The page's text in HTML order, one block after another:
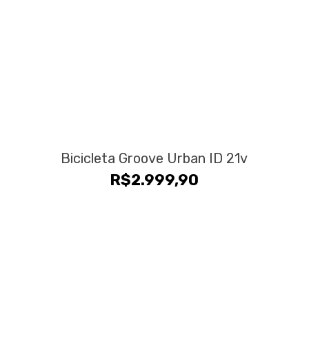
Bicicleta Groove Urban ID 21v
R$2.999,90